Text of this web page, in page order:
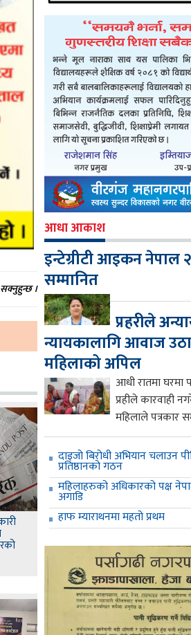
।
आधा आकाश
इन्टेग्रीटी आइकन नेपाल
सम्मानित
प्रहरीले
न्यायकालागि आवाज
महिलाको अपिल
आधी रातमा घरमा
प्रहीले कारवाही
महिलाले पत्रकार
दाइजो बिरोधी अभियान चलाउन
प्रतिष्ठानको गठन
महिलाहरुको अधिकारको पक्ष
अगाडि
हाफ म्याराथनमा महतो प्रथम